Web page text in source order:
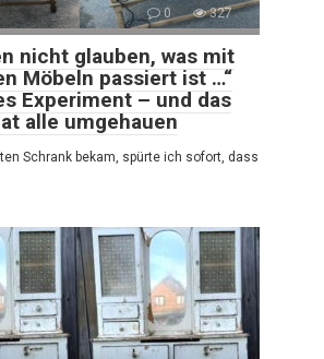
0 327
nicht glauben, was mit
Möbeln passiert ist …“
Experiment – und das
alle umgehauen
Schrank bekam, spürte ich sofort, dass